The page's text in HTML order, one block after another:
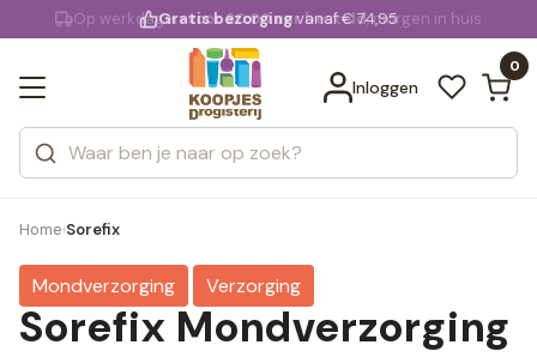
KD.
extra voor 20:00 uur besteld
Gratis bezorgingvanaf € 74,95
Inloggen
0
Zoeken
Categorieën
Merken
Bekijk alle resultaten
Home›Sorefix
Mondverzorging Verzorging
Sorefix Mondverzorging